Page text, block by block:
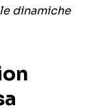
dinamiche